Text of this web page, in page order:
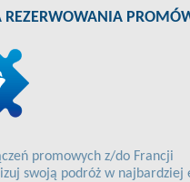
REZERWOWANIA
promowych z/do Francji
swoją podróż w najbardziej